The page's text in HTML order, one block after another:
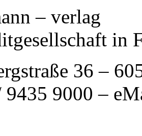
– verlag
in
36 –
9435 9000 –